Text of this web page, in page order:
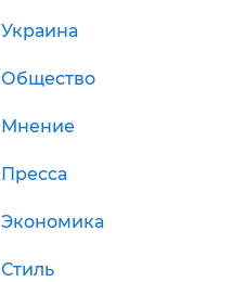
Украина
Общество
Мнение
Пресса
Экономика
Стиль